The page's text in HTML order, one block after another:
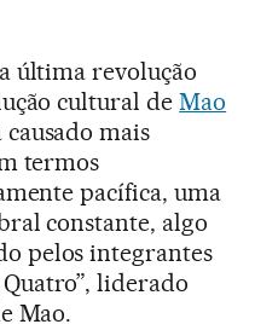
última revolução
cultural deMao
mais
termos
pacífica, uma
constante, algo
pelos integrantes
liderado
Mao.